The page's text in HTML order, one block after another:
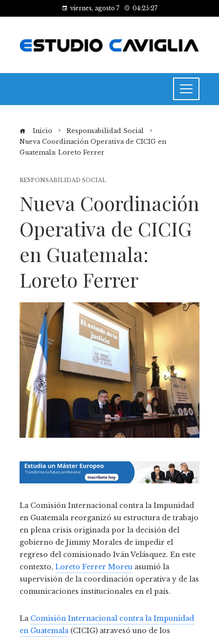
viernes, agosto 7 04:25:28
Inicio
Responsabilidad Social
Nueva Coordinación Operativa de CICIG en
Guatemala: Loreto Ferrer
RESPONSABILIDAD SOCIAL
Nueva Coordinación
Operativa de CICIG
en Guatemala:
Loreto Ferrer
La Comisión Internacional contra la Impunidad
en Guatemala reorganizó su estructura de trabajo
en plena crisis originada por la decisión del
gobierno de Jimmy Morales de impedir el
regreso del comisionado Iván Velásquez. En este
contexto, Loreto Ferrer Moreu asumió la
supervisión de la coordinación operativa y de las
comunicaciones institucionales en el país.
La Comisión Internacional contra la Impunidad
en Guatemala(CICIG) atravesó uno de los